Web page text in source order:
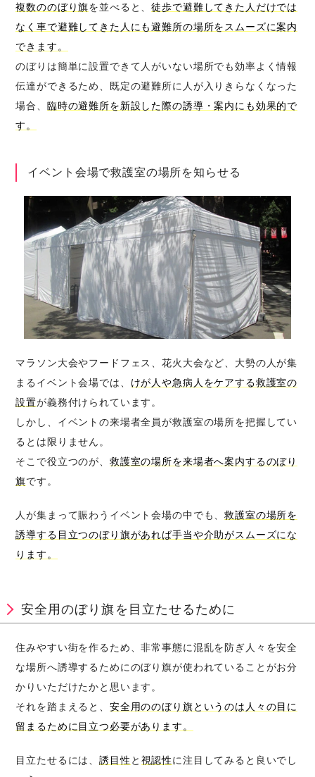
複数ののぼり旗を並べると、徒歩で避難してきた人だけでは
なく車で避難してきた人にも避難所の場所をスムーズに案内
できます。
のぼりは簡単に設置できて人がいない場所でも効率よく情報
伝達ができるため、既定の避難所に人が入りきらなくなった
場合、 臨時の避難所を新設した際の誘導・案内にも効果的で
す。
イベント会場で救護室の場所を知らせる
マラソン大会やフードフェス、花火大会など、大勢の人が集
まるイベント会場では、 けが人や急病人をケアする救護室の
設置が義務付けられています。
しかし、イベントの来場者全員が救護室の場所を把握してい
るとは限りません。
そこで役立つのが、 救護室の場所を来場者へ案内するのぼり
旗です。
人が集まって賑わうイベント会場の中でも、救護室の場所を
誘導する目立つのぼり旗があれば手当や介助がスムーズにな
ります。
安全用のぼり旗を目立たせるために
住みやすい街を作るため、非常事態に混乱を防ぎ人々を安全
な場所へ誘導するためにのぼり旗が使われていることがお分
かりいただけたかと思います。
それを踏まえると、 安全用ののぼり旗というのは人々の目に
留まるために目立つ必要があります。
目立たせるには、誘目性 と 視認性に注目してみると良いでし